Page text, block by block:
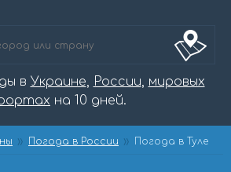
в Украине, России, мировых
на 10 дней.
Погода в России Погода в Туле